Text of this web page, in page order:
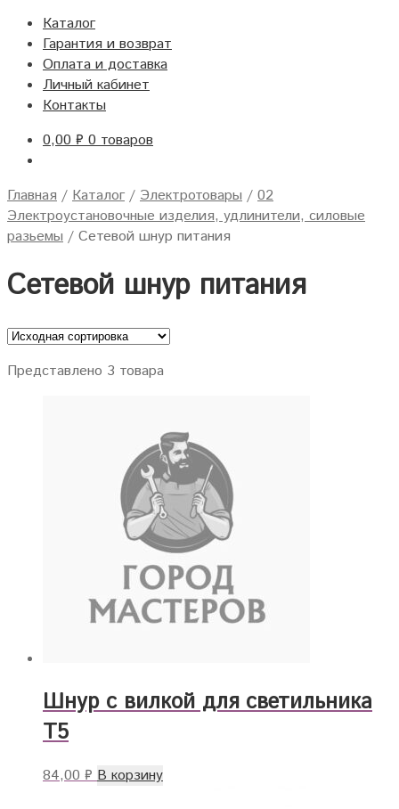
Каталог
Гарантия и возврат
Оплата и доставка
Личный кабинет
Контакты
0,00₽ 0 товаров
Главная / Каталог / Электротовары / 02
Электроустановочные изделия, удлинители, силовые
разьемы / Сетевой шнур питания
Сетевой шнур питания
Представлено 3 товара
Шнур с вилкой для светильника
T5
84,00₽ В корзину